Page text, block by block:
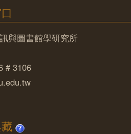
與圖書館學研究所
# 3106
藏